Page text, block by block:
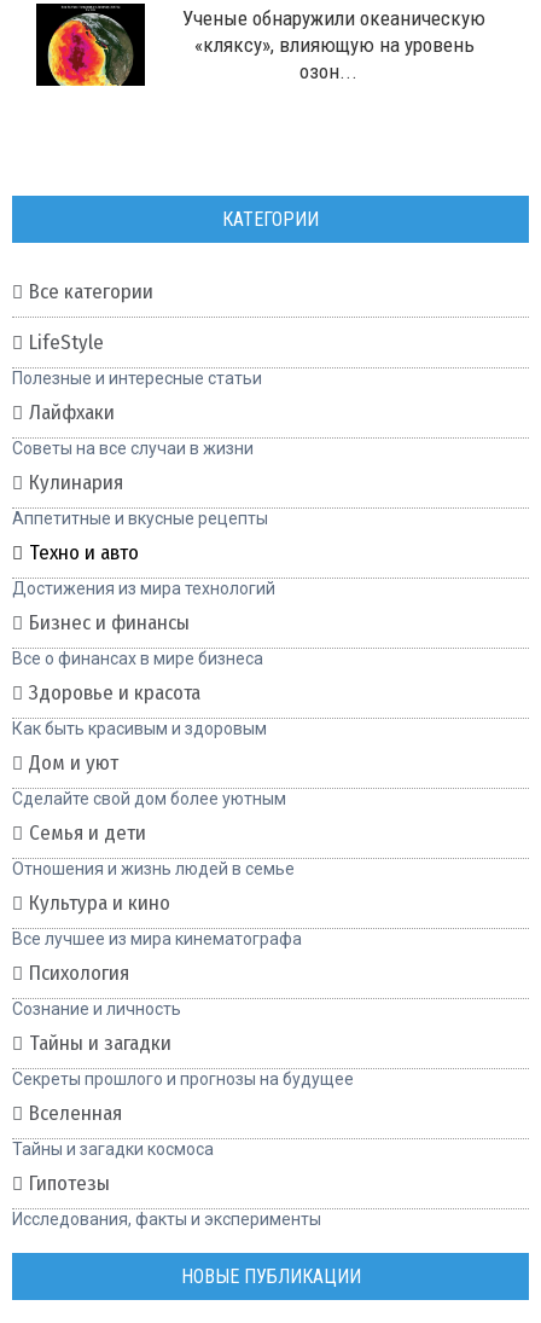
Ученые обнаружили океаническую
«кляксу», влияющую на уровень
озон...
КАТЕГОРИИ
Все категории
LifeStyle
Полезные и интересные статьи
Лайфхаки
Советы на все случаи в жизни
Кулинария
Аппетитные и вкусные рецепты
Техно и авто
Достижения из мира технологий
Бизнес и финансы
Все о финансах в мире бизнеса
Здоровье и красота
Как быть красивым и здоровым
Дом и уют
Сделайте свой дом более уютным
Семья и дети
Отношения и жизнь людей в семье
Культура и кино
Все лучшее из мира кинематографа
Психология
Сознание и личность
Тайны и загадки
Секреты прошлого и прогнозы на будущее
Вселенная
Тайны и загадки космоса
Гипотезы
Исследования, факты и эксперименты
НОВЫЕ ПУБЛИКАЦИИ